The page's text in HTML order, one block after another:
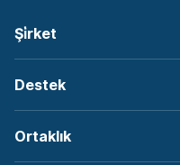
Şi̇rket
Destek
Ortaklık